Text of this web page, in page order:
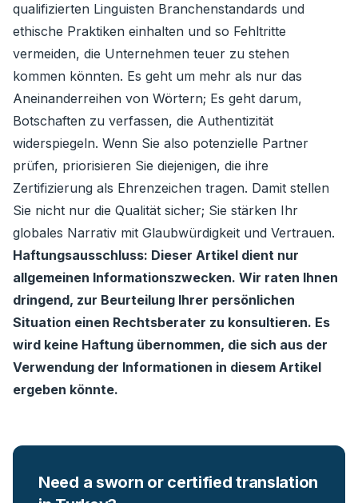
qualifizierten Linguisten Branchenstandards und
ethische Praktiken einhalten und so Fehltritte
vermeiden, die Unternehmen teuer zu stehen
kommen könnten. Es geht um mehr als nur das
Aneinanderreihen von Wörtern; Es geht darum,
Botschaften zu verfassen, die Authentizität
widerspiegeln. Wenn Sie also potenzielle Partner
prüfen, priorisieren Sie diejenigen, die ihre
Zertifizierung als Ehrenzeichen tragen. Damit stellen
Sie nicht nur die Qualität sicher; Sie stärken Ihr
globales Narrativ mit Glaubwürdigkeit und Vertrauen.
Haftungsausschluss: Dieser Artikel dient nur
allgemeinen Informationszwecken. Wir raten Ihnen
dringend, zur Beurteilung Ihrer persönlichen
Situation einen Rechtsberater zu konsultieren. Es
wird keine Haftung übernommen, die sich aus der
Verwendung der Informationen in diesem Artikel
ergeben könnte.
Need a sworn or certified translation